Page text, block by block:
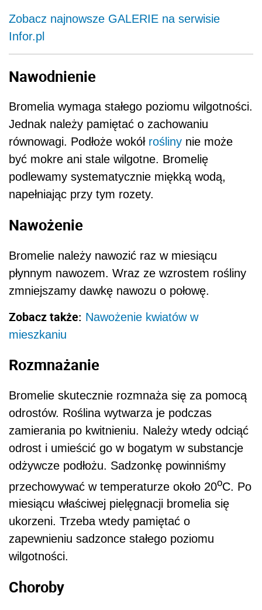
Zobacz najnowsze GALERIE na serwisie
Infor.pl
Nawodnienie
Bromelia wymaga stałego poziomu wilgotności.
Jednak należy pamiętać o zachowaniu
równowagi. Podłoże wokół rośliny nie może
być mokre ani stale wilgotne. Bromelię
podlewamy systematycznie miękką wodą,
napełniając przy tym rozety.
Nawożenie
Bromelie należy nawozić raz w miesiącu
płynnym nawozem. Wraz ze wzrostem rośliny
zmniejszamy dawkę nawozu o połowę.
Zobacz także: Nawożenie kwiatów w
mieszkaniu
Rozmnażanie
Bromelie skutecznie rozmnaża się za pomocą
odrostów. Roślina wytwarza je podczas
zamierania po kwitnieniu. Należy wtedy odciąć
odrost i umieścić go w bogatym w substancje
odżywcze podłożu. Sadzonkę powinniśmy
przechowywać w temperaturze około 20oC. Po
miesiącu właściwej pielęgnacji bromelia się
ukorzeni. Trzeba wtedy pamiętać o
zapewnieniu sadzonce stałego poziomu
wilgotności.
Choroby